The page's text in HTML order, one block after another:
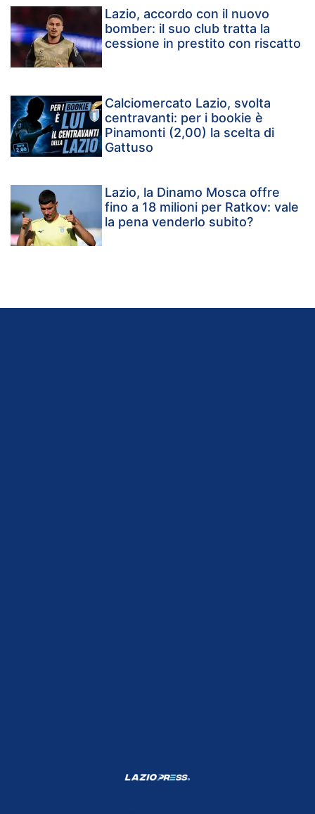
Lazio, accordo con il nuovo
bomber: il suo club tratta la
cessione in prestito con riscatto
Calciomercato Lazio, svolta
centravanti: per i bookie è
Pinamonti (2,00) la scelta di
Gattuso
Lazio, la Dinamo Mosca offre
fino a 18 milioni per Ratkov: vale
la pena venderlo subito?